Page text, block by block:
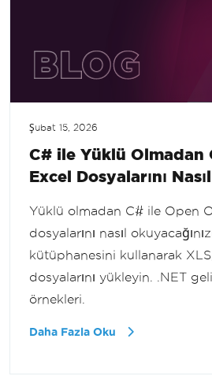
Şubat 15, 2026
C# ile Yüklü Olmadan
Excel Dosyalarını
Yüklü olmadan C# ile Open
dosyalarını nasıl
kütüphanesini kullanarak
dosyalarını yükleyin. .NET
örnekleri.
Daha Fazla Oku